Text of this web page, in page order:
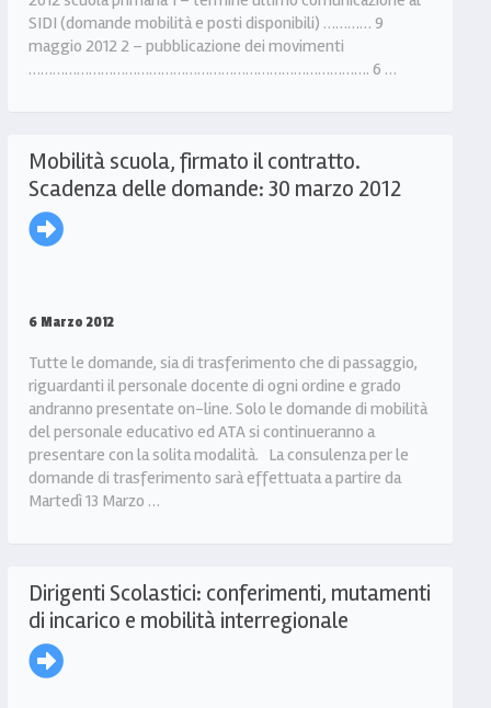
SIDI (domande mobilità e posti disponibili) ………… 9
maggio 2012 2 – pubblicazione dei movimenti
…………………………………………………………………………. 6 …
Mobilità scuola, firmato il contratto.
Scadenza delle domande: 30 marzo 2012
6 Marzo 2012
Tutte le domande, sia di trasferimento che di passaggio,
riguardanti il personale docente di ogni ordine e grado
andranno presentate on-line. Solo le domande di mobilità
del personale educativo ed ATA si continueranno a
presentare con la solita modalità. La consulenza per le
domande di trasferimento sarà effettuata a partire da
Martedì 13 Marzo …
Dirigenti Scolastici: conferimenti, mutamenti
di incarico e mobilità interregionale